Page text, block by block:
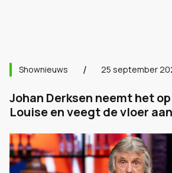
Shownieuws 25 september
Johan Derksen neemt het
Louise en veegt de vloer